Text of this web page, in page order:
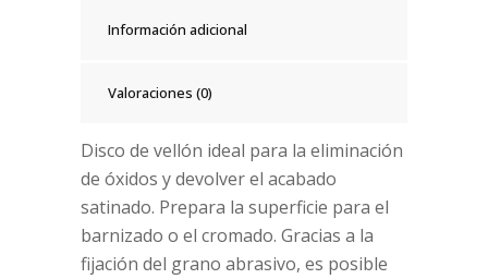
Información adicional
Valoraciones (0)
Disco de vellón ideal para la eliminación
de óxidos y devolver el acabado
satinado. Prepara la superficie para el
barnizado o el cromado. Gracias a la
fijación del grano abrasivo, es posible